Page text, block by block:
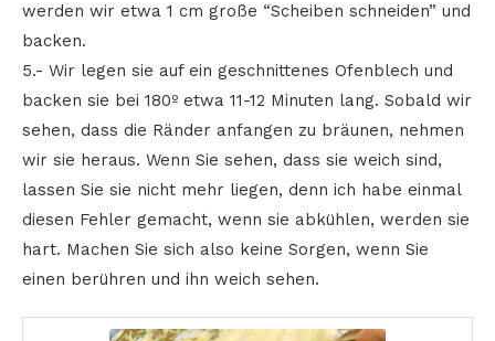
werden wir etwa 1 cm große “Scheiben schneiden” und
backen.
5.- Wir legen sie auf ein geschnittenes Ofenblech und
backen sie bei 180º etwa 11-12 Minuten lang. Sobald wir
sehen, dass die Ränder anfangen zu bräunen, nehmen
wir sie heraus. Wenn Sie sehen, dass sie weich sind,
lassen Sie sie nicht mehr liegen, denn ich habe einmal
diesen Fehler gemacht, wenn sie abkühlen, werden sie
hart. Machen Sie sich also keine Sorgen, wenn Sie
einen berühren und ihn weich sehen.